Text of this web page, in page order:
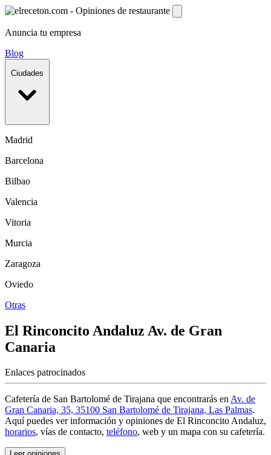
Anuncia tu empresa
Blog
Ciudades
Madrid
Barcelona
Bilbao
Valencia
Vitoria
Murcia
Zaragoza
Oviedo
Otras
El Rinconcito Andaluz Av. de Gran
Canaria
Enlaces patrocinados
Cafetería de San Bartolomé de Tirajana que encontrarás enAv. de
Gran Canaria, 35, 35100 San Bartolomé de Tirajana, Las Palmas.
Aquí puedes ver información y opiniones de El Rinconcito Andaluz,
horarios, vías de contacto, teléfono, web y un mapa con su cafetería.